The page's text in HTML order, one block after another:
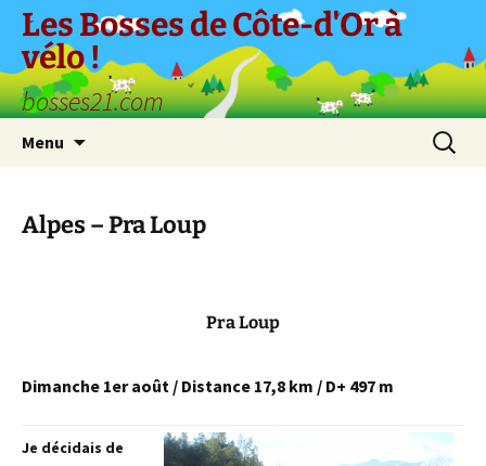
Aller
contenu
Les Bosses de Côte-d'Or à
vélo !
bosses21.com
Menu
Alpes – Pra Loup
Pra Loup
Dimanche 1er août / Distance 17,8 km / D+ 497 m
Je décidais de